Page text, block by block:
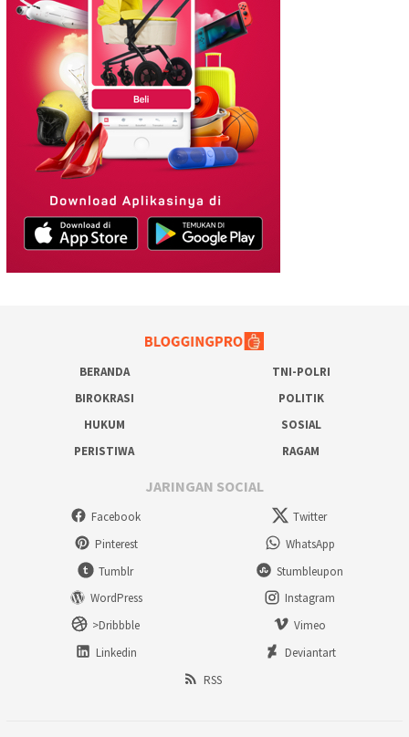
BERANDA
TNI-POLRI
BIROKRASI
POLITIK
HUKUM
SOSIAL
PERISTIWA
RAGAM
JARINGAN SOCIAL
Facebook
Twitter
Pinterest
WhatsApp
Tumblr
Stumbleupon
WordPress
Instagram
>Dribbble
Vimeo
Linkedin
Deviantart
RSS